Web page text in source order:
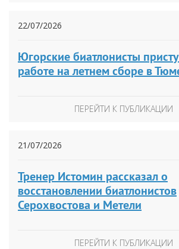
22/07/2026
Югорские биатлонисты
работе на летнем сборе в
ПЕРЕЙТИ К ПУБЛИКАЦИИ
21/07/2026
Тренер Истомин рассказал о
восстановлении биатлонистов
Серохвостова и Метели
ПЕРЕЙТИ К ПУБЛИКАЦИИ